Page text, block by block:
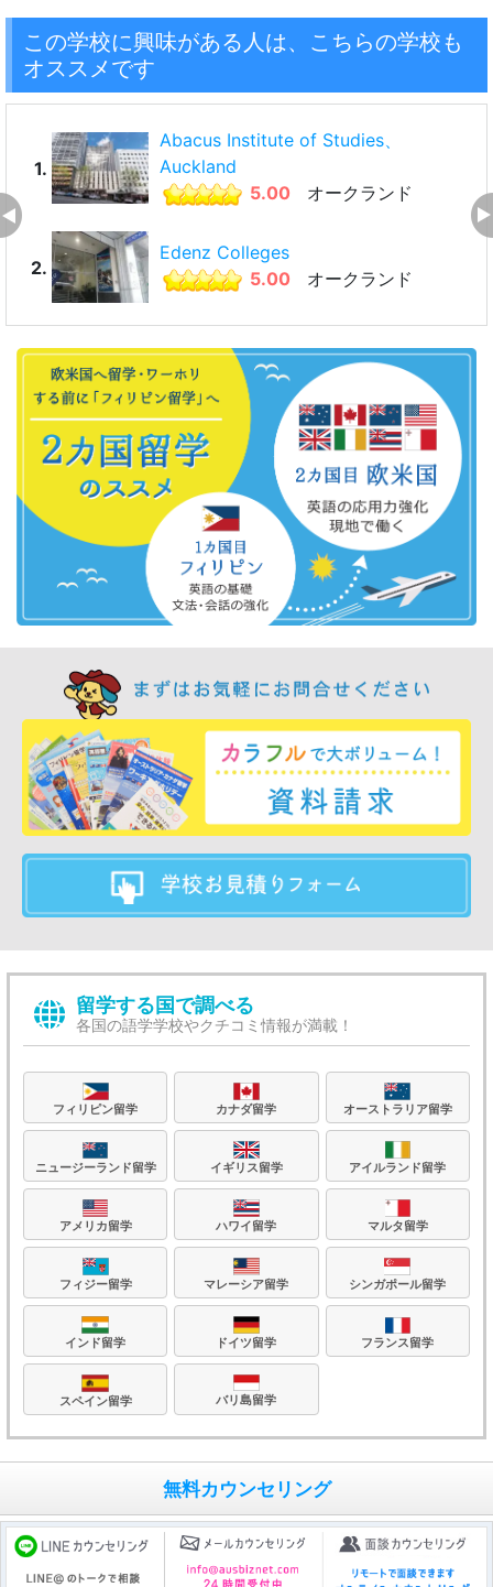
この学校に興味がある人は、こちらの学校も
オススメです
1.
Abacus Institute of Studies、
Auckland
5.00
オークランド
2.
Edenz Colleges
5.00
オークランド
留学する国で調べる
各国の語学学校やクチコミ情報が満載！
フィリピン留学 カナダ留学 オーストラリア留学
ニュージーランド留学 イギリス留学 アイルランド留学
アメリカ留学 ハワイ留学 マルタ留学
フィジー留学 マレーシア留学 シンガポール留学
インド留学 ドイツ留学 フランス留学
スペイン留学 バリ島留学
無料カウンセリング